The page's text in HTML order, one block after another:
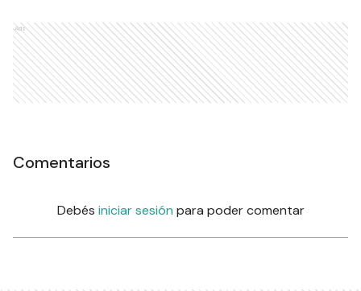
Ads
Comentarios
Debés iniciar sesión para poder comentar